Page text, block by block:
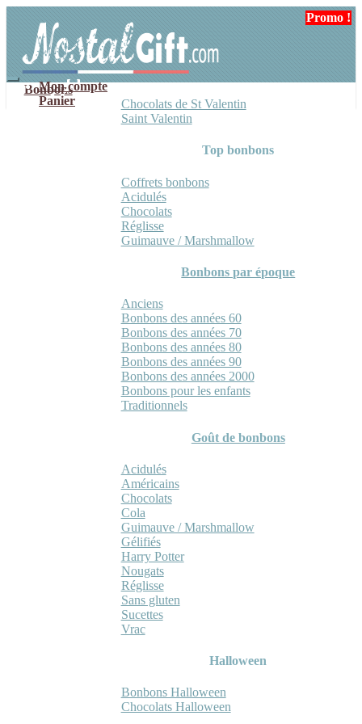
navigation
contenu
Mon compte
Panier
Bonbons
Chocolats de St Valentin
Saint Valentin
Top bonbons
Coffrets bonbons
Acidulés
Chocolats
Réglisse
Guimauve / Marshmallow
Bonbons par époque
Anciens
Bonbons des années 60
Bonbons des années 70
Bonbons des années 80
Bonbons des années 90
Bonbons des années 2000
Bonbons pour les enfants
Traditionnels
Goût de bonbons
Acidulés
Américains
Chocolats
Cola
Guimauve / Marshmallow
Gélifiés
Harry Potter
Nougats
Réglisse
Sans gluten
Sucettes
Vrac
Halloween
Bonbons Halloween
Chocolats Halloween
Promo !
Promo !